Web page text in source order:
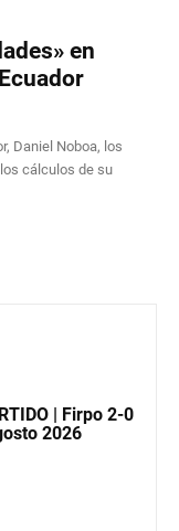
en
Daniel Noboa, los
cálculos de su
| Firpo 2-0
2026